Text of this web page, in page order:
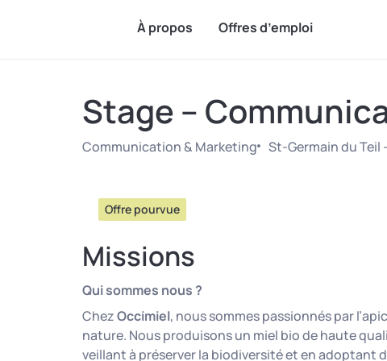
À propos Offres d’emploi
Stage –
Communication & Marketing St-Germain du Teil
Offre pourvue
Missions
Qui sommes nous ?
ChezOccimiel, nous sommes passionnés par
nature. Nous produisons un miel bio de haute
veillant à préserver la biodiversité et en adoptant